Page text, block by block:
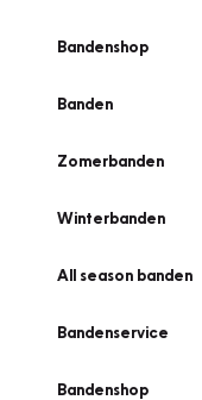
Bandenshop
Banden
Zomerbanden
Winterbanden
All season banden
Bandenservice
Bandenshop